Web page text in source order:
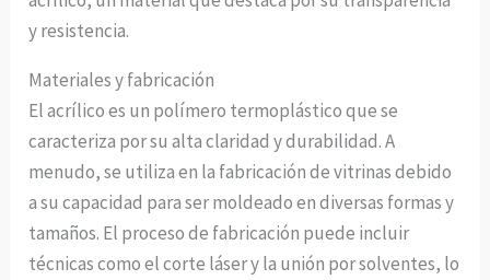
y resistencia.
Materiales y fabricación
El acrílico es un polímero termoplástico que se
caracteriza por su alta claridad y durabilidad. A
menudo, se utiliza en la fabricación de vitrinas debido
a su capacidad para ser moldeado en diversas formas y
tamaños. El proceso de fabricación puede incluir
técnicas como el corte láser y la unión por solventes, lo